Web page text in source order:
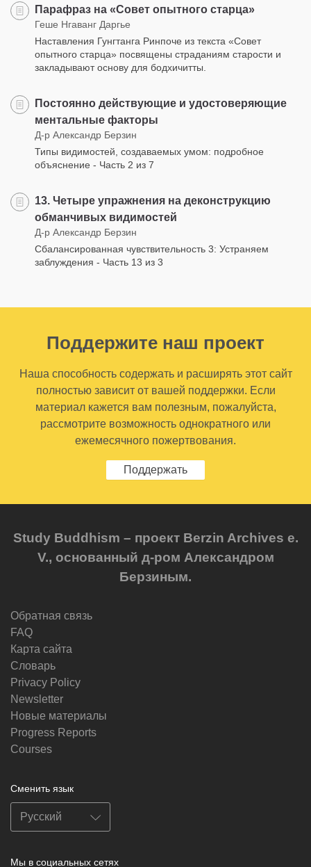
Парафраз на «Совет опытного старца»
Геше Нгаванг Даргье
Наставления Гунгтанга Ринпоче из текста «Совет
опытного старца» посвящены страданиям старости и
закладывают основу для бодхичитты.
Постоянно действующие и удостоверяющие
ментальные факторы
Д-р Александр Берзин
Типы видимостей, создаваемых умом: подробное
объяснение - Часть 2 из 7
13. Четыре упражнения на деконструкцию
обманчивых видимостей
Д-р Александр Берзин
Сбалансированная чувствительность 3: Устраняем
заблуждения - Часть 13 из 3
Поддержите наш проект
Наша способность содержать и расширять этот сайт
полностью зависит от вашей поддержки. Если
материал кажется вам полезным, пожалуйста,
рассмотрите возможность однократного или
ежемесячного пожертвования.
Поддержать
Study Buddhism – проект Berzin Archives e.
V., основанный д-ром Александром
Берзиным.
Обратная связь
FAQ
Карта сайта
Словарь
Privacy Policy
Newsletter
Новые материалы
Progress Reports
Courses
Сменить язык
Мы в социальных сетях